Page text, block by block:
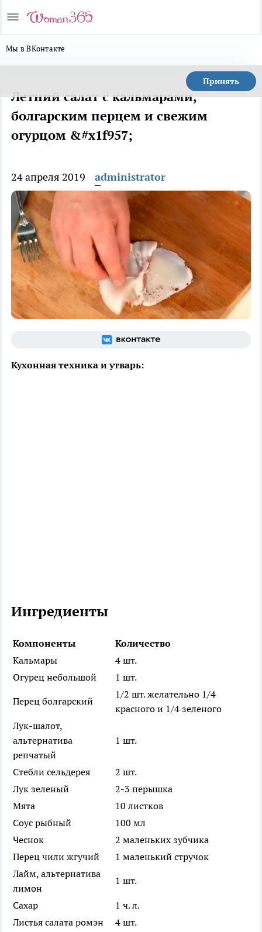
Мы в ВКонтакте
Принять
Летний салат с кальмарами,
болгарским перцем и свежим
огурцом &#x1f957;
24 апреля 2019 administrator
Кухонная техника и утварь:
Ингредиенты
Компоненты
Количество
Кальмары
4 шт.
Огурец небольшой
1 шт.
Перец болгарский
1/2 шт. желательно 1/4
красного и 1/4 зеленого
Лук-шалот,
альтернатива
репчатый
1 шт.
Стебли сельдерея
2 шт.
Лук зеленый
2-3 перышка
Мята
10 листков
Соус рыбный
100 мл
Чеснок
2 маленьких зубчика
Перец чили жгучий
1 маленький стручок
Лайм, альтернатива
лимон
1 шт.
Сахар
1 ч. л.
Листья салата ромэн
4 шт.